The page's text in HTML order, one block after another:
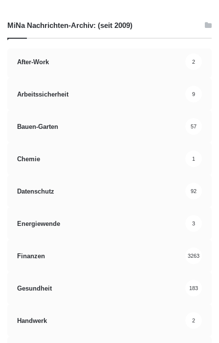
MiNa Nachrichten-Archiv: (seit 2009)
After-Work 2
Arbeitssicherheit 9
Bauen-Garten 57
Chemie 1
Datenschutz 92
Energiewende 3
Finanzen 3263
Gesundheit 183
Handwerk 2